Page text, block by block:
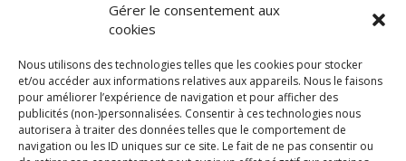
Gérer le consentement aux
cookies
Nous utilisons des technologies telles que les cookies pour stocker
et/ou accéder aux informations relatives aux appareils. Nous le faisons
pour améliorer l’expérience de navigation et pour afficher des
publicités (non-)personnalisées. Consentir à ces technologies nous
autorisera à traiter des données telles que le comportement de
navigation ou les ID uniques sur ce site. Le fait de ne pas consentir ou
Storage
TechBlog
Compare